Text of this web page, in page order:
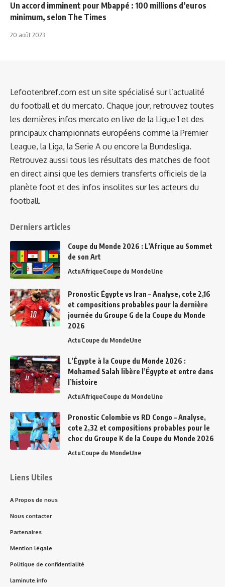
Un accord imminent pour Mbappé : 100 millions d’euros
minimum, selon The Times
20 août 2023
Lefootenbref.com est un site spécialisé sur l’actualité
du football et du mercato. Chaque jour, retrouvez toutes
les dernières infos mercato en live de la Ligue 1 et des
principaux championnats européens comme la Premier
League, la Liga, la Serie A ou encore la Bundesliga.
Retrouvez aussi tous les résultats des matches de foot
en direct ainsi que les derniers transferts officiels de la
planète foot et des infos insolites sur les acteurs du
football.
Derniers articles
Coupe du Monde 2026 : L’Afrique au Sommet
de son Art
ActuAfriqueCoupe du MondeUne
Pronostic Égypte vs Iran – Analyse, cote 2,16
et compositions probables pour la dernière
journée du Groupe G de la Coupe du Monde
2026
ActuCoupe du MondeUne
L’Égypte à la Coupe du Monde 2026 :
Mohamed Salah libère l’Égypte et entre dans
l’histoire
ActuAfriqueCoupe du MondeUne
Pronostic Colombie vs RD Congo – Analyse,
cote 2,32 et compositions probables pour le
choc du Groupe K de la Coupe du Monde 2026
ActuCoupe du MondeUne
Liens Utiles
A Propos de nous
Nous contacter
Partenaires
Mention légale
Politique de confidentialité
laminute.info